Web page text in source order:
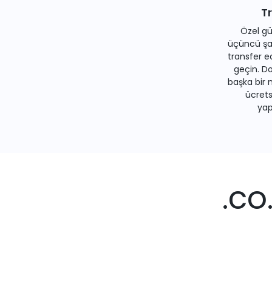
Özel
üçüncü
transfer
geçin.
başka bir